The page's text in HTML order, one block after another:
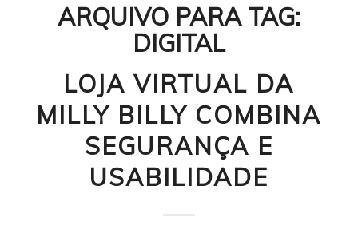
ARQUIVO PARA TAG:
DIGITAL
LOJA VIRTUAL DA
MILLY BILLY COMBINA
SEGURANÇA E
USABILIDADE